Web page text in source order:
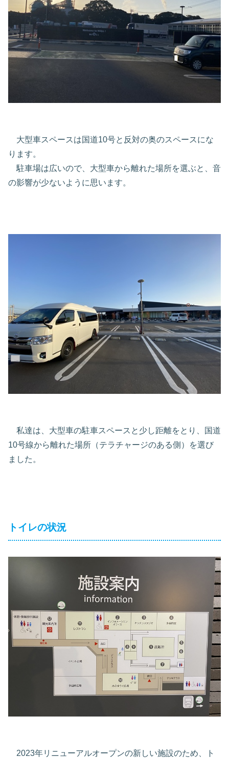
大型車スペースは国道10号と反対の奥のスペースにな
ります。
駐車場は広いので、大型車から離れた場所を選ぶと、音
の影響が少ないように思います。
私達は、大型車の駐車スペースと少し距離をとり、国道
10号線から離れた場所（テラチャージのある側）を選び
ました。
トイレの状況
2023年リニューアルオープンの新しい施設のため、ト